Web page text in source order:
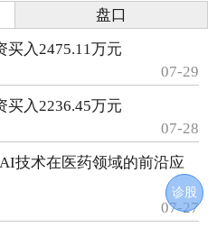
诊股
盘口
买入2475.11万元
07-29
买入2236.45万元
07-28
技术在医药领域的前沿应
07-27